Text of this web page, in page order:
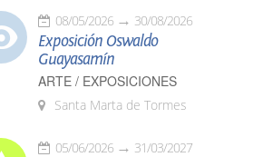
08/05/2026 30/08/2026
Exposición Oswaldo
Guayasamín
ARTE / EXPOSICIONES
Santa Marta de Tormes
05/06/2026 31/03/2027